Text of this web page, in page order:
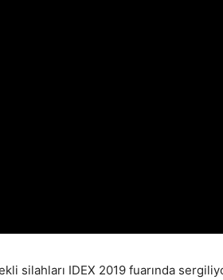
silahları IDEX 2019 fuarında